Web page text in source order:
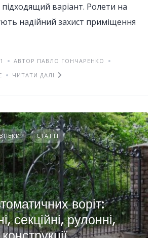
варіант. Ролети на
надійний захист приміщення
АВТОР ПАВЛО ГОНЧАРЕНКО
ЧИТАТИ ДАЛІ
СТАТТІ
воріт:
секційні, рулонні,